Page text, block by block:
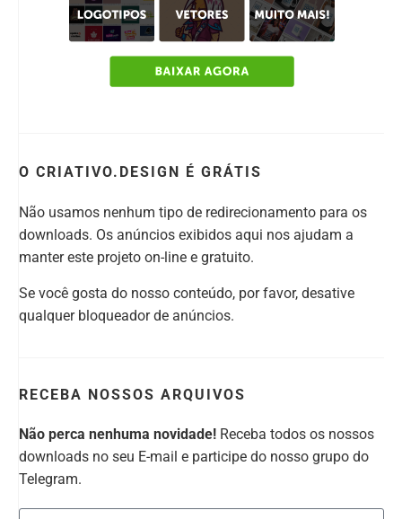
O CRIATIVO.DESIGN É GRÁTIS
Não usamos nenhum tipo de redirecionamento para os
downloads. Os anúncios exibidos aqui nos ajudam a
manter este projeto on-line e gratuito.
Se você gosta do nosso conteúdo, por favor, desative
qualquer bloqueador de anúncios.
RECEBA NOSSOS ARQUIVOS
Não perca nenhuma novidade! Receba todos os nossos
downloads no seu E-mail e participe do nosso grupo do
Telegram.